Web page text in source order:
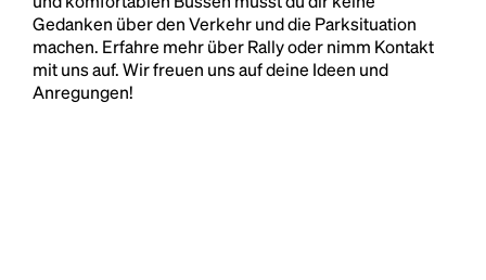
Gedanken über den Verkehr und die Parksituation
machen. Erfahre mehr über Rally oder nimm Kontakt
mit uns auf. Wir freuen uns auf deine Ideen und
Anregungen!